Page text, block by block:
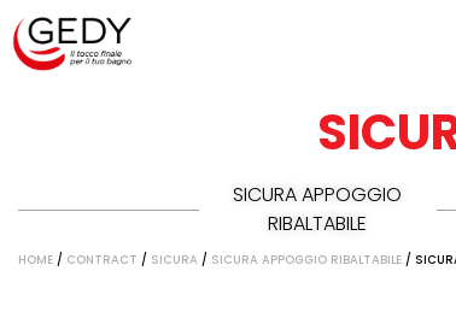
SICURA APPOGGIO
RIBALTABILE
HOME / CONTRACT / SICURA / SICURA APPOGGIO RIBALTABILE /